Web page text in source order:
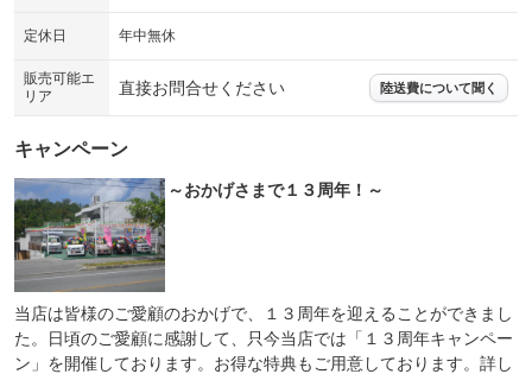
定休日 年中無休
販売可能エ
リア
直接お問合せください 陸送費について聞く
キャンペーン
～おかげさまで１３周年！～
当店は皆様のご愛顧のおかげで、１３周年を迎えることができまし
た。日頃のご愛顧に感謝して、只今当店では「１３周年キャンペー
ン」を開催しております。お得な特典もご用意しております。詳し